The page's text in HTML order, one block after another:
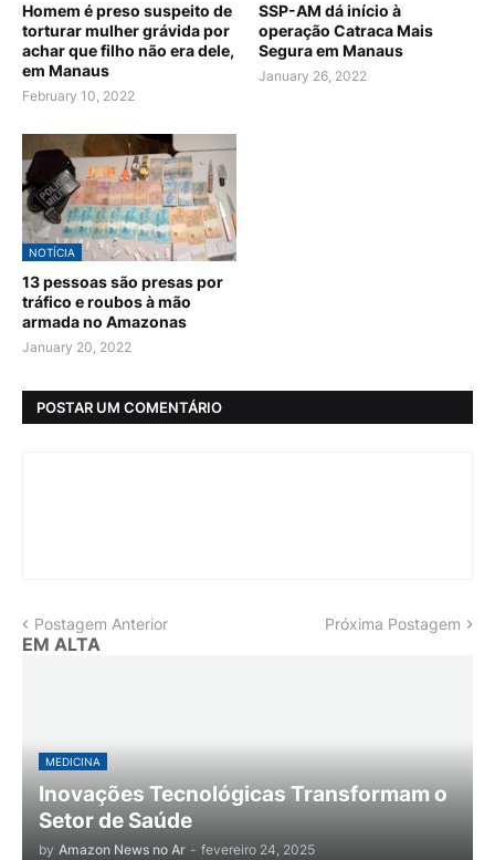
Homem é preso suspeito de
torturar mulher grávida por
achar que filho não era dele,
em Manaus
February 10, 2022
SSP-AM dá início à
operação Catraca Mais
Segura em Manaus
January 26, 2022
NOTÍCIA
13 pessoas são presas por
tráfico e roubos à mão
armada no Amazonas
January 20, 2022
POSTAR UM COMENTÁRIO
Postagem Anterior Próxima Postagem
EM ALTA
MEDICINA
Inovações Tecnológicas Transformam o
Setor de Saúde
by Amazon News no Ar - fevereiro 24, 2025